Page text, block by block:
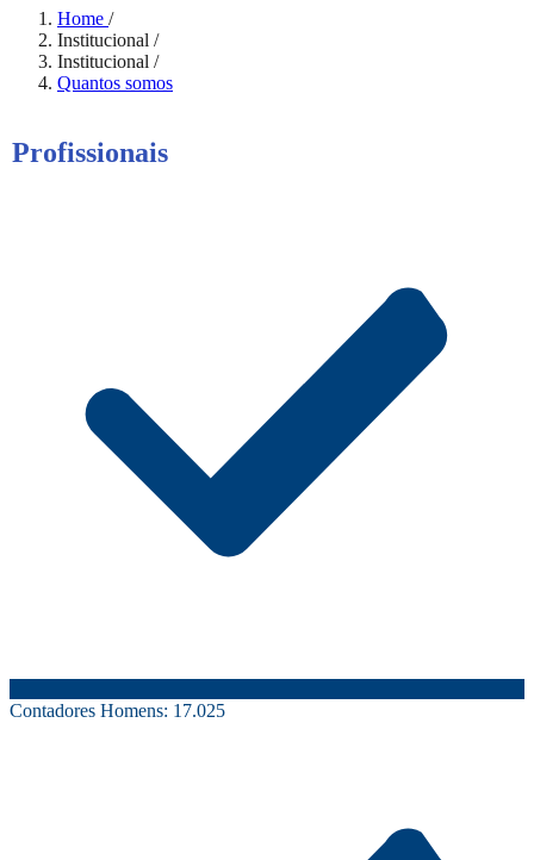
Home /
Institucional /
Institucional /
Quantos somos
Profissionais
Contadores Homens: 17.025